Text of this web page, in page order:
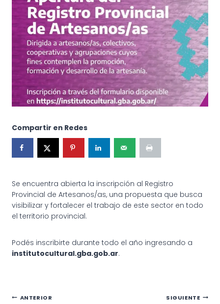
Compartir en Redes
Se encuentra abierta la inscripción al Registro
Provincial de Artesanos/as, una propuesta que busca
visibilizar y fortalecer el trabajo de este sector en todo
el territorio provincial.
Podés inscribirte durante todo el año ingresando a
institutocultural.gba.gob.ar.
Navegación
ANTERIOR SIGUIENTE